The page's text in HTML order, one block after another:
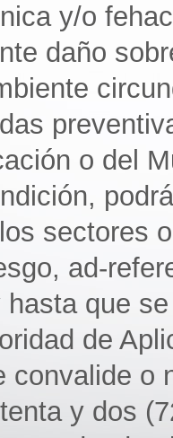
y/o
daño
o del
sectores
ad-
que
de
convalide o
y dos